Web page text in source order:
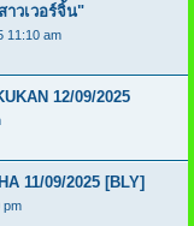
าวเวอร์จิ้น"
11:10 am
12/09/2025
11/09/2025 [BLY]
pm